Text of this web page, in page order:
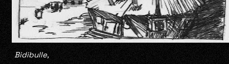
Bidibulle,